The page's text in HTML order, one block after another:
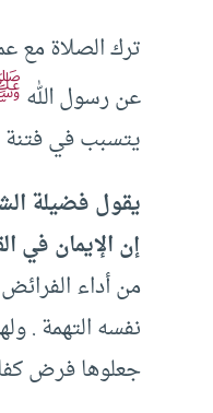
ترك الصلاة مع
عن رسول الله
يتسبب في فتنة
يقول فضيلة
إن الإيمان في
من أداء
نفسه التهمة .
جعلوها فرض